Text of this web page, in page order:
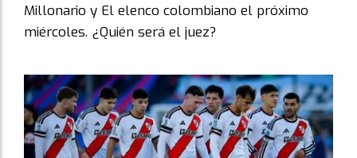
Millonario y El elenco colombiano el próximo
miércoles. ¿Quién será el juez?